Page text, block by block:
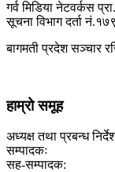
गर्व मिडिया नेटवर्कस
सूचना विभाग दर्ता
बागमती प्रदेश सञ्चार
हाम्रो समूह
अध्यक्ष तथा प्रबन्ध
सम्पादकः
सह-सम्पादक: